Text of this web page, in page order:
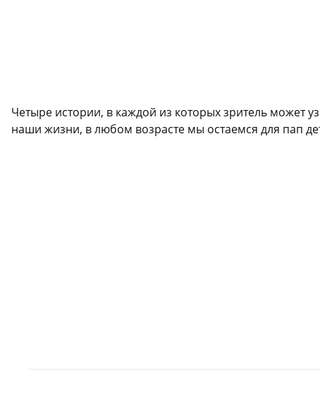
Четыре истории, в каждой из которых зритель может
наши жизни, в любом возрасте мы остаемся для пап